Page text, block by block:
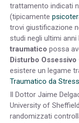
trattamento indicati
(tipicamente
trovi giustificazione
studi negli ultimi
traumatico possa
Disturbo Ossessivo
esistere un legame
Traumatico da
Il Dottor Jaime
University of
randomizzati